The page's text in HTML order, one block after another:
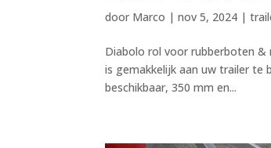
door Marco |nov 5, 2024 |
Diabolo rol voor rubberboten &
is gemakkelijk aan uw trailer te
beschikbaar, 350 mm en...